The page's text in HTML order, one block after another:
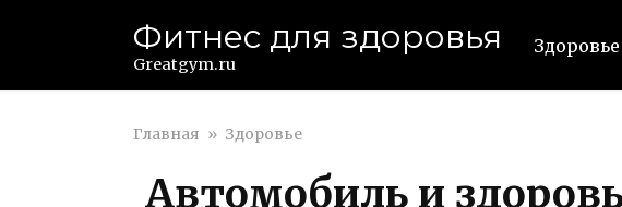
Фитнес для здоровья
Greatgym.ru
Здоровье
Главная » Здоровье
Автомобиль и